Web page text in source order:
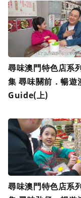
尋味澳門特色店系
集 尋味關前．暢遊
Guide(上)
尋味澳門特色店系